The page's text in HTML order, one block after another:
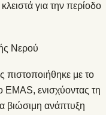
για την περίοδο
Νερού
με το
EMAS, ενισχύοντας τη
βιώσιμη ανάπτυξη